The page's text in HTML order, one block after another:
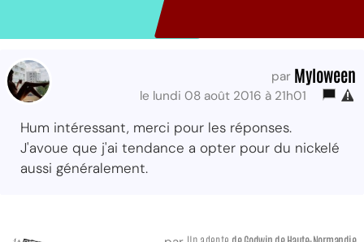
par Myloween
le lundi 08 août 2016 à 21h01
Hum intéressant, merci pour les réponses.
J'avoue que j'ai tendance a opter pour du nickelé
aussi généralement.